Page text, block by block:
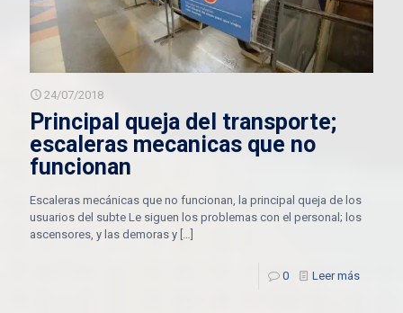
24/07/2018
Principal queja del transporte;
escaleras mecanicas que no
funcionan
Escaleras mecánicas que no funcionan, la principal queja de los
usuarios del subte Le siguen los problemas con el personal; los
ascensores, y las demoras y […]
0 Leer más